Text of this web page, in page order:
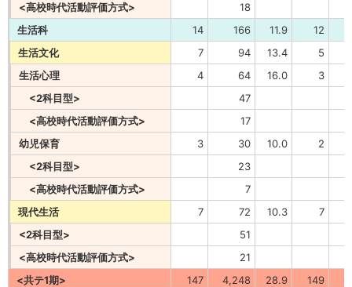
<高校時代活動評価方式>
18
生活科
14 166 11.9
12
生活文化
7 94 13.4
5
生活心理
4 64 16.0
3
<2科目型>
47
<高校時代活動評価方式>
17
幼児保育
3 30 10.0
2
<2科目型>
23
<高校時代活動評価方式>
7
現代生活
7 72 10.3
7
<2科目型>
51
<高校時代活動評価方式>
21
<共テ1期>
147 4,248 28.9 149